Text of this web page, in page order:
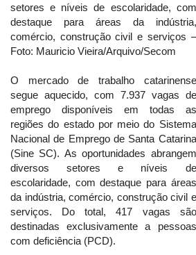
setores e níveis de escolaridade, com
destaque para áreas da indústria,
comércio, construção civil e serviços –
Foto: Mauricio Vieira/Arquivo/Secom
O mercado de trabalho catarinense
segue aquecido, com 7.937 vagas de
emprego disponíveis em todas as
regiões do estado por meio do Sistema
Nacional de Emprego de Santa Catarina
(Sine SC). As oportunidades abrangem
diversos setores e níveis de
escolaridade, com destaque para áreas
da indústria, comércio, construção civil e
serviços. Do total, 417 vagas são
destinadas exclusivamente a pessoas
com deficiência (PCD).